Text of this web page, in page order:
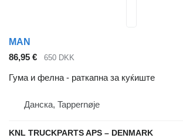
MAN
86,95 €
650 DKK
Гума и фелна - раткапна за куќиште
Данска, Tappernøje
KNL TRUCKPARTS APS – DENMARK